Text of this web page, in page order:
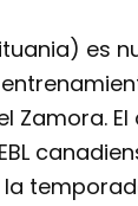
es
Zamora.
la